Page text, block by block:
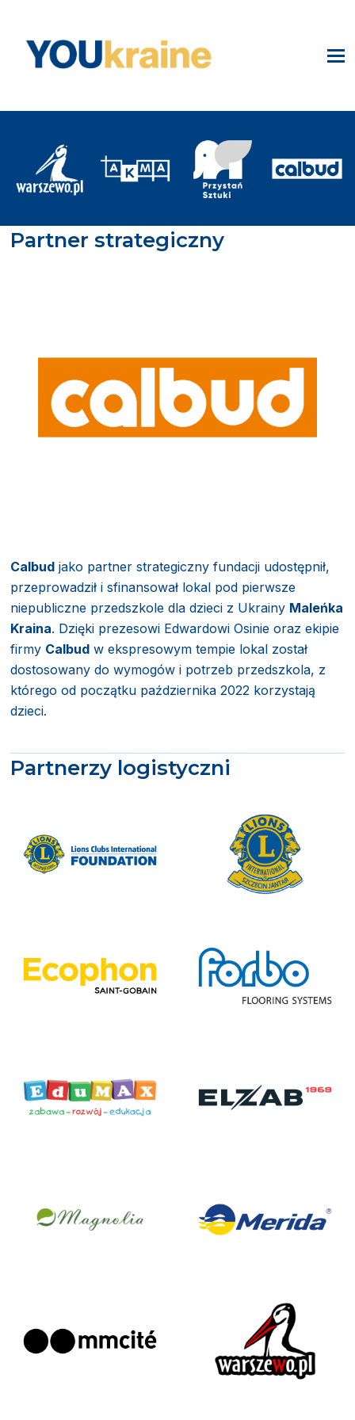
Partner strategiczny
Calbud jako partner strategiczny fundacji udostępnił,
przeprowadził i sfinansował lokal pod pierwsze
niepubliczne przedszkole dla dzieci z Ukrainy Maleńka
Kraina. Dzięki prezesowi Edwardowi Osinie oraz ekipie
firmy Calbud w ekspresowym tempie lokal został
dostosowany do wymogów i potrzeb przedszkola, z
którego od początku października 2022 korzystają
dzieci.
Partnerzy logistyczni